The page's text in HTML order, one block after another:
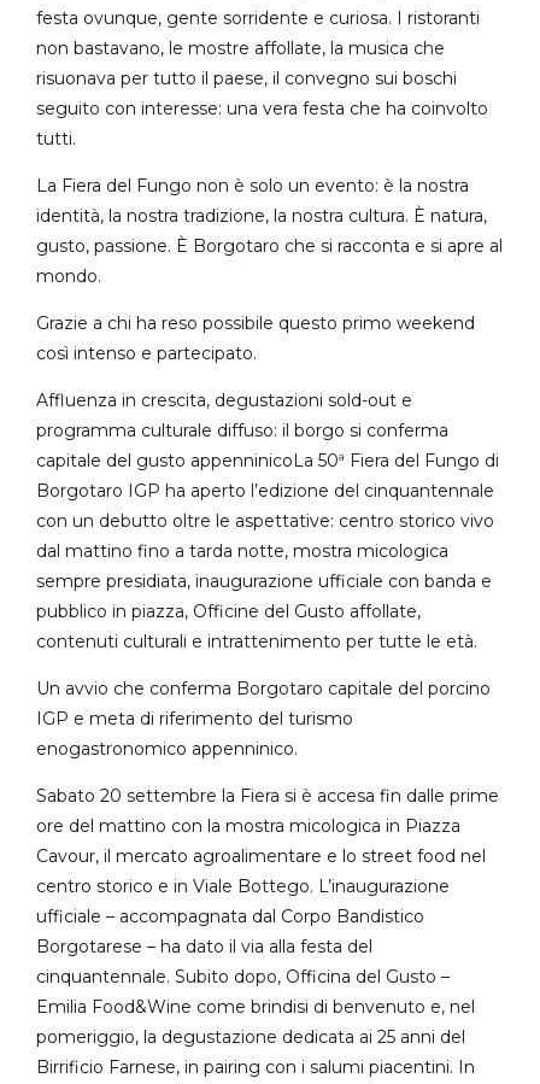
festa ovunque, gente sorridente e curiosa. I ristoranti
non bastavano, le mostre affollate, la musica che
risuonava per tutto il paese, il convegno sui boschi
seguito con interesse: una vera festa che ha coinvolto
tutti.
La Fiera del Fungo non è solo un evento: è la nostra
identità, la nostra tradizione, la nostra cultura. È natura,
gusto, passione. È Borgotaro che si racconta e si apre al
mondo.
Grazie a chi ha reso possibile questo primo weekend
così intenso e partecipato.
Affluenza in crescita, degustazioni sold-out e
programma culturale diffuso: il borgo si conferma
capitale del gusto appenninicoLa 50ª Fiera del Fungo di
Borgotaro IGP ha aperto l’edizione del cinquantennale
con un debutto oltre le aspettative: centro storico vivo
dal mattino fino a tarda notte, mostra micologica
sempre presidiata, inaugurazione ufficiale con banda e
pubblico in piazza, Officine del Gusto affollate,
contenuti culturali e intrattenimento per tutte le età.
Un avvio che conferma Borgotaro capitale del porcino
IGP e meta di riferimento del turismo
enogastronomico appenninico.
Sabato 20 settembre la Fiera si è accesa fin dalle prime
ore del mattino con la mostra micologica in Piazza
Cavour, il mercato agroalimentare e lo street food nel
centro storico e in Viale Bottego. L’inaugurazione
ufficiale – accompagnata dal Corpo Bandistico
Borgotarese – ha dato il via alla festa del
cinquantennale. Subito dopo, Officina del Gusto –
Emilia Food&Wine come brindisi di benvenuto e, nel
pomeriggio, la degustazione dedicata ai 25 anni del
Birrificio Farnese, in pairing con i salumi piacentini. In